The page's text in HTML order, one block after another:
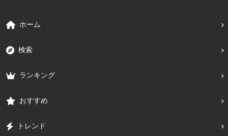
ホーム
検索
ランキング
おすすめ
トレンド